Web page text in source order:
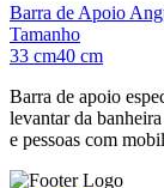
Barra de Apoio
Tamanho
33 cm40 cm
Barra de apoio
levantar da
e pessoas com